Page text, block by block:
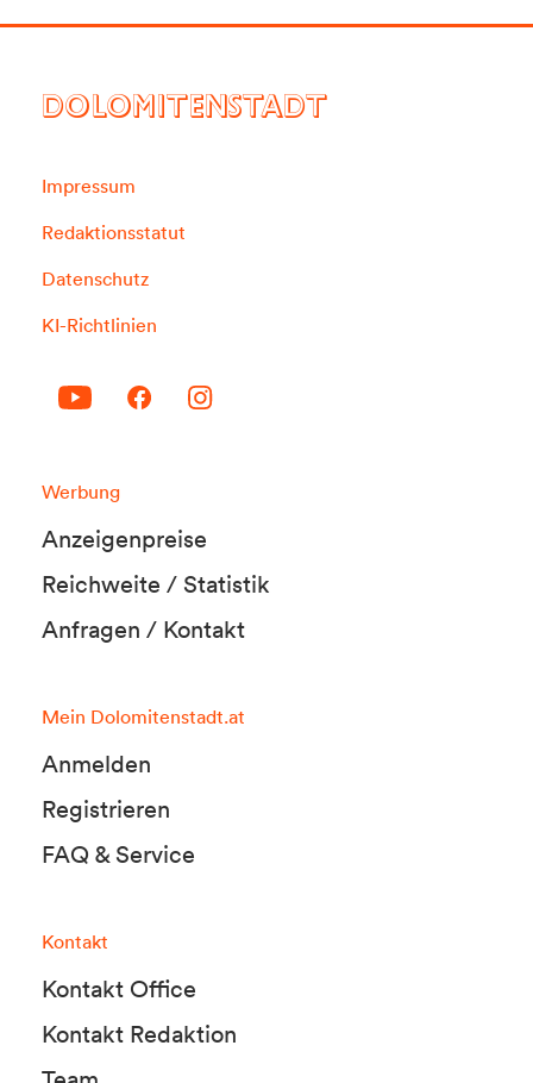
DOLOMITENSTADT
Impressum
Redaktionsstatut
Datenschutz
KI-Richtlinien
Werbung
Anzeigenpreise
Reichweite / Statistik
Anfragen / Kontakt
Mein Dolomitenstadt.at
Anmelden
Registrieren
FAQ & Service
Kontakt
Kontakt Office
Kontakt Redaktion